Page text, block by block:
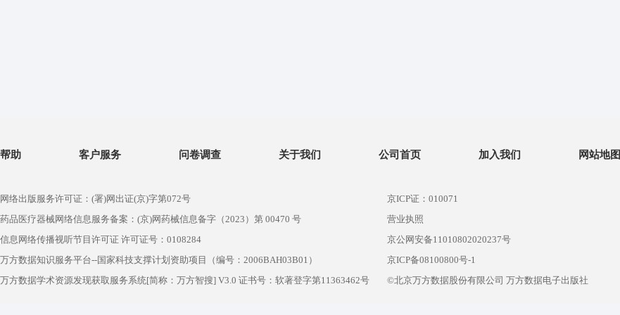
帮助 客户服务 问卷调查 关于我们 公司首页 加入我们 网站地图
网络出版服务许可证：(署)网出证(京)字第072号
药品医疗器械网络信息服务备案：(京)网药械信息备字（2023）第 00470 号
信息网络传播视听节目许可证 许可证号：0108284
万方数据知识服务平台--国家科技支撑计划资助项目（编号：2006BAH03B01）
万方数据学术资源发现获取服务系统[简称：万方智搜] V3.0 证书号：软著登字第11363462号
京ICP证：010071
营业执照
京公网安备11010802020237号
京ICP备08100800号-1
©北京万方数据股份有限公司 万方数据电子出版社